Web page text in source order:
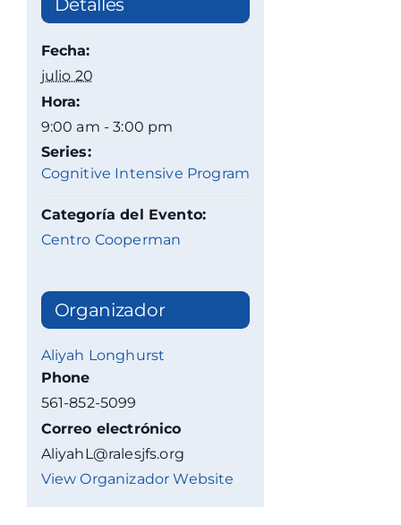
Fecha:
julio 20
Hora:
9:00 am - 3:00 pm
Series:
Cognitive Intensive Program
Categoría del Evento:
Centro Cooperman
Organizador
Aliyah Longhurst
Phone
561-852-5099
Correo electrónico
AliyahL@ralesjfs.org
View Organizador Website